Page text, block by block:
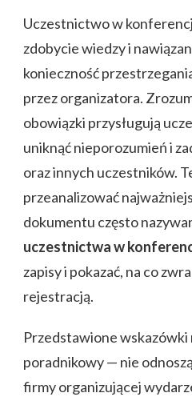
Uczestnictwo w
zdobycie wiedzy i
konieczność
przez organizatora.
obowiązki przysługują
uniknąć nieporozumień i
oraz innych uczestników.
przeanalizować
dokumentu często
uczestnictwa w
zapisy i pokazać, na co
rejestracją.
Przedstawione
poradnikowy — nie
firmy organizującej